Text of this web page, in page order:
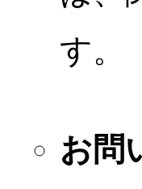
す。
お問